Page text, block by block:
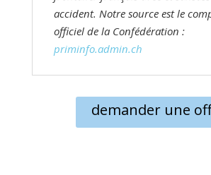
accident. Notre source est le
officiel de la Confédération :
priminfo.admin.ch
demander une